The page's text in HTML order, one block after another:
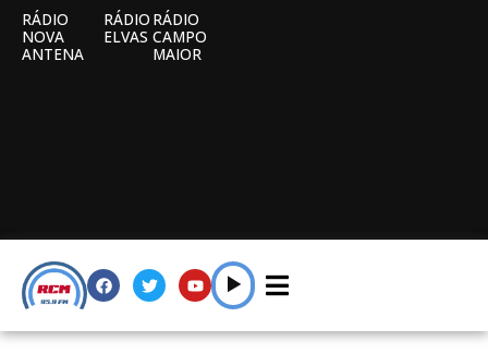
RÁDIO
NOVA
ANTENA
RÁDIO
ELVAS
RÁDIO
CAMPO
MAIOR